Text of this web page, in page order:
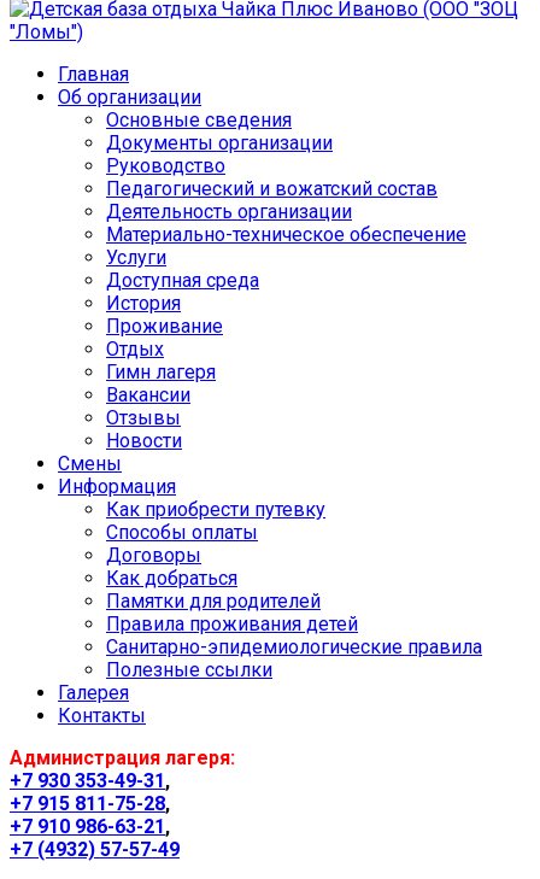
Главная
Об организации
Основные сведения
Документы организации
Руководство
Педагогический и вожатский состав
Деятельность организации
Материально-техническое обеспечение
Услуги
Доступная среда
История
Проживание
Отдых
Гимн лагеря
Вакансии
Отзывы
Новости
Смены
Информация
Как приобрести путевку
Способы оплаты
Договоры
Как добраться
Памятки для родителей
Правила проживания детей
Санитарно-эпидемиологические правила
Полезные ссылки
Галерея
Контакты
Администрация лагеря:
+7 930 353-49-31 ,
+7 915 811-75-28,
+7 910 986-63-21 ,
+7 (4932) 57-57-49